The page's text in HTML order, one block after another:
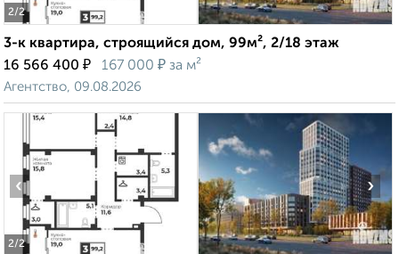
2/2
3-к квартира, строящийся дом, 99м², 2/18 этаж
16 566 400 ₽ 167 000 ₽ за м²
Агентство, 09.08.2026
2/2
‹ ›